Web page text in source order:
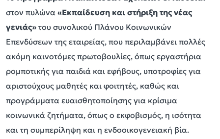
στον πυλώνα «Εκπαίδευση και στήριξη της νέας
γενιάς» του συνολικού Πλάνου Κοινωνικών
Επενδύσεων της εταιρείας, που περιλαμβάνει πολλές
ακόμη καινοτόμες πρωτοβουλίες, όπως εργαστήρια
ρομποτικής για παιδιά και εφήβους, υποτροφίες για
αριστούχους μαθητές και φοιτητές, καθώς και
προγράμματα ευαισθητοποίησης για κρίσιμα
κοινωνικά ζητήματα, όπως ο εκφοβισμός, η ισότητα
και τη συμπερίληψη και η ενδοοικογενειακή βία.